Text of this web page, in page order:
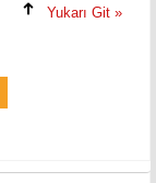
Yukarı Git »